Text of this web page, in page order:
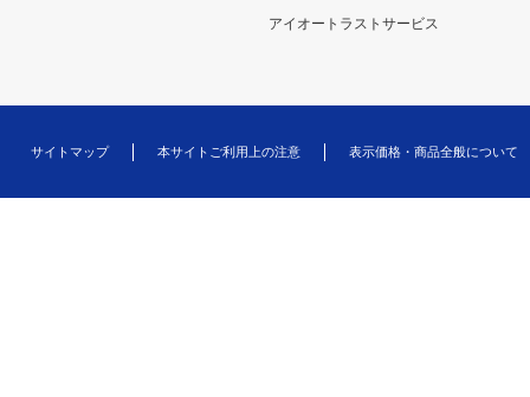
アイオートラストサービス
サイトマップ 本サイトご利用上の注意 表示価格・商品全般について